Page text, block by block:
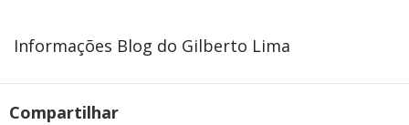
Informações Blog do Gilberto Lima
Compartilhar